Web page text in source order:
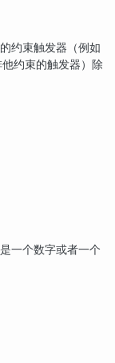
约束触发器（例如
约束的触发器）除
一个数字或者一个